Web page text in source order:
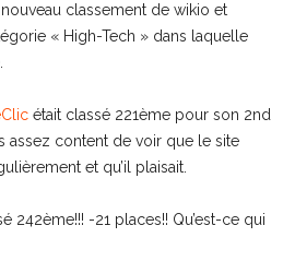
classement de wikio et
« High-Tech » dans laquelle
était classé 221ème pour son 2nd
assez content de voir que le site
et qu’il plaisait.
242ème!!! -21 places!! Qu’est-ce qui